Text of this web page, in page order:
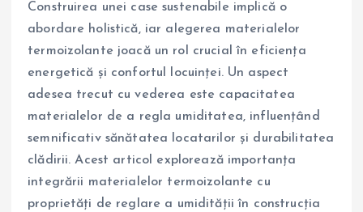
Construirea unei case sustenabile implică o
abordare holistică, iar alegerea materialelor
termoizolante joacă un rol crucial în eficiența
energetică și confortul locuinței. Un aspect
adesea trecut cu vederea este capacitatea
materialelor de a regla umiditatea, influențând
semnificativ sănătatea locatarilor și durabilitatea
clădirii. Acest articol explorează importanța
integrării materialelor termoizolante cu
proprietăți de reglare a umidității în construcția